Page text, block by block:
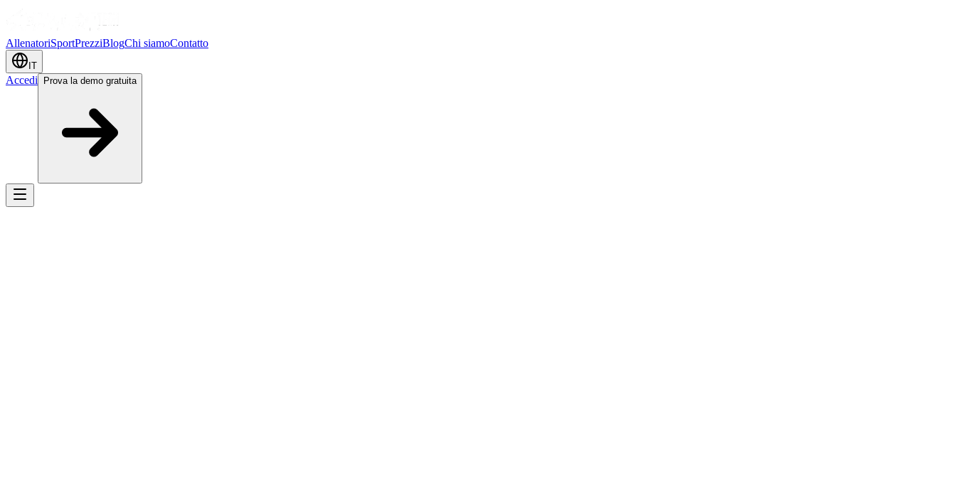
AllenatoriSportPrezziBlogChi siamoContatto
IT
Accedi Prova la demo gratuita